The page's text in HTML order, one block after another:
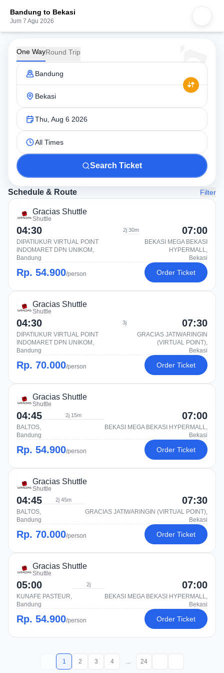
Bandung to Bekasi
Jum 7 Agu 2026
One WayRound Trip
Bandung
Bekasi
Thu, Aug 6 2026
All Times
Search Ticket
Schedule & Route Filter
Gracias Shuttle
Shuttle
04:30
DIPATIUKUR VIRTUAL POINT
INDOMARET DPN UNIKOM,
Bandung
2j 30m 07:00
BEKASI MEGA BEKASI
HYPERMALL,
Bekasi
Rp. 54.900/person Order Ticket
Gracias Shuttle
Shuttle
04:30
DIPATIUKUR VIRTUAL POINT
INDOMARET DPN UNIKOM,
Bandung
3j 07:30
GRACIAS JATIWARINGIN
(VIRTUAL POINT),
Bekasi
Rp. 70.000/person Order Ticket
Gracias Shuttle
Shuttle
04:45
BALTOS,
Bandung
2j 15m 07:00
BEKASI MEGA BEKASI HYPERMALL,
Bekasi
Rp. 54.900/person Order Ticket
Gracias Shuttle
Shuttle
04:45
BALTOS,
Bandung
2j 45m 07:30
GRACIAS JATIWARINGIN (VIRTUAL POINT),
Bekasi
Rp. 70.000/person Order Ticket
Gracias Shuttle
Shuttle
05:00
KUNAFE PASTEUR,
Bandung
2j 07:00
BEKASI MEGA BEKASI HYPERMALL,
Bekasi
Rp. 54.900/person Order Ticket
1 2 3 4 ... 24